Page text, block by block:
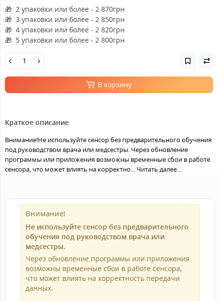
🎁 2 упаковки или более - 2 870грн
🎁 3 упаковки или более - 2 850грн
🎁 4 упаковки или более - 2 820грн
🎁 5 упаковки или более - 2 800грн
В корзину
Краткое описание
Внимание!Не используйте сенсор без предварительного обучения
под руководством врача или медсестры. Через обновление
программы или приложения возможны временные сбои в работе
сенсора, что может влиять на корректно... Читать далее...
Внимание!
Не используйте сенсор без предварительного
обучения под руководством врача или
медсестры.
Через обновление программы или приложения
возможны временные сбои в работе сенсора,
что может влиять на корректность передачи
данных.